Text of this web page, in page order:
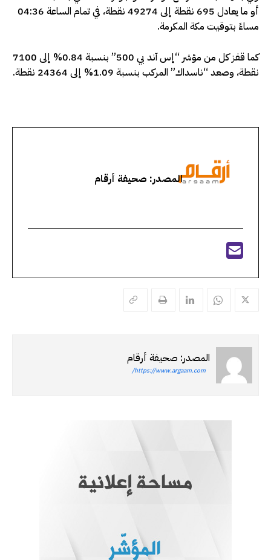
أو ما يعادل 695 نقطة إلى 49274 نقطة، في تمام الساعة 04:36
مساءً بتوقيت مكة المكرمة.
كما قفز كل من مؤشر “إس آند بي 500” بنسبة 0.84% إلى 7100
نقطة، وصعد “ناسداك” المركب بنسبة 1.09% إلى 24364 نقطة.
المصدر: صحيفة أرقام
المصدر: صحيفة أرقام
https://www.argaam.com/